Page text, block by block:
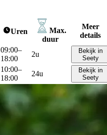
Uren
Max.
duur
Meer
details
09:00–
18:00
2u
Bekijk in
Seety
10:00–
18:00
24u
Bekijk in
Seety